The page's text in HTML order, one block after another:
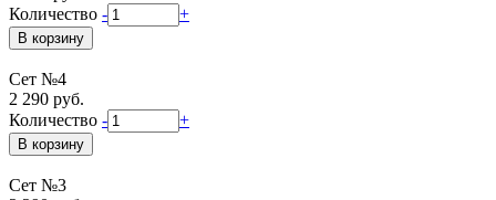
Количество - +
Сет №4
2 290 руб.
Количество - +
Сет №3